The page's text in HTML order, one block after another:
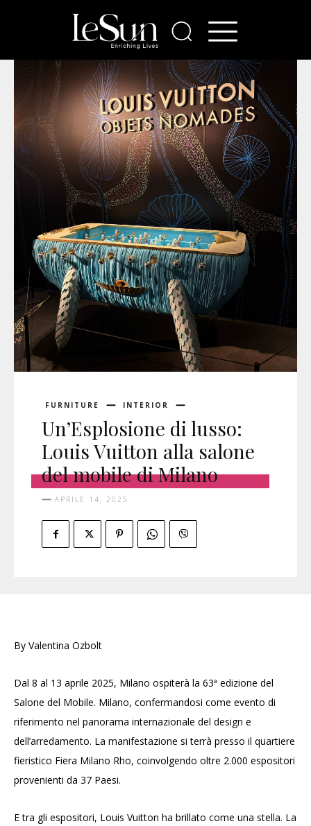
FURNITURE INTERIOR
Un’Esplosione di lusso:
Louis Vuitton alla salone
del mobile di Milano
APRILE 14, 2025
By Valentina Ozbolt
Dal 8 al 13 aprile 2025, Milano ospiterà la 63ª edizione del
Salone del Mobile. Milano, confermandosi come evento di
riferimento nel panorama internazionale del design e
dell’arredamento. La manifestazione si terrà presso il quartiere
fieristico Fiera Milano Rho, coinvolgendo oltre 2.000 espositori
provenienti da 37 Paesi.
E tra gli espositori, Louis Vuitton ha brillato come una stella. La